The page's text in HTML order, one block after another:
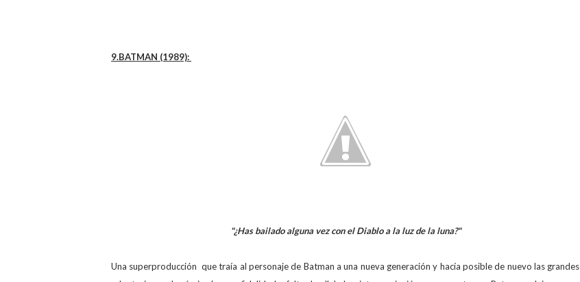
9.BATMAN (1989):
"¿Has bailado alguna vez con el Diablo a la luz de la luna?"
Una superproducción que traía al personaje de Batman a una nueva generación y hacía posible de nuevo las grandes